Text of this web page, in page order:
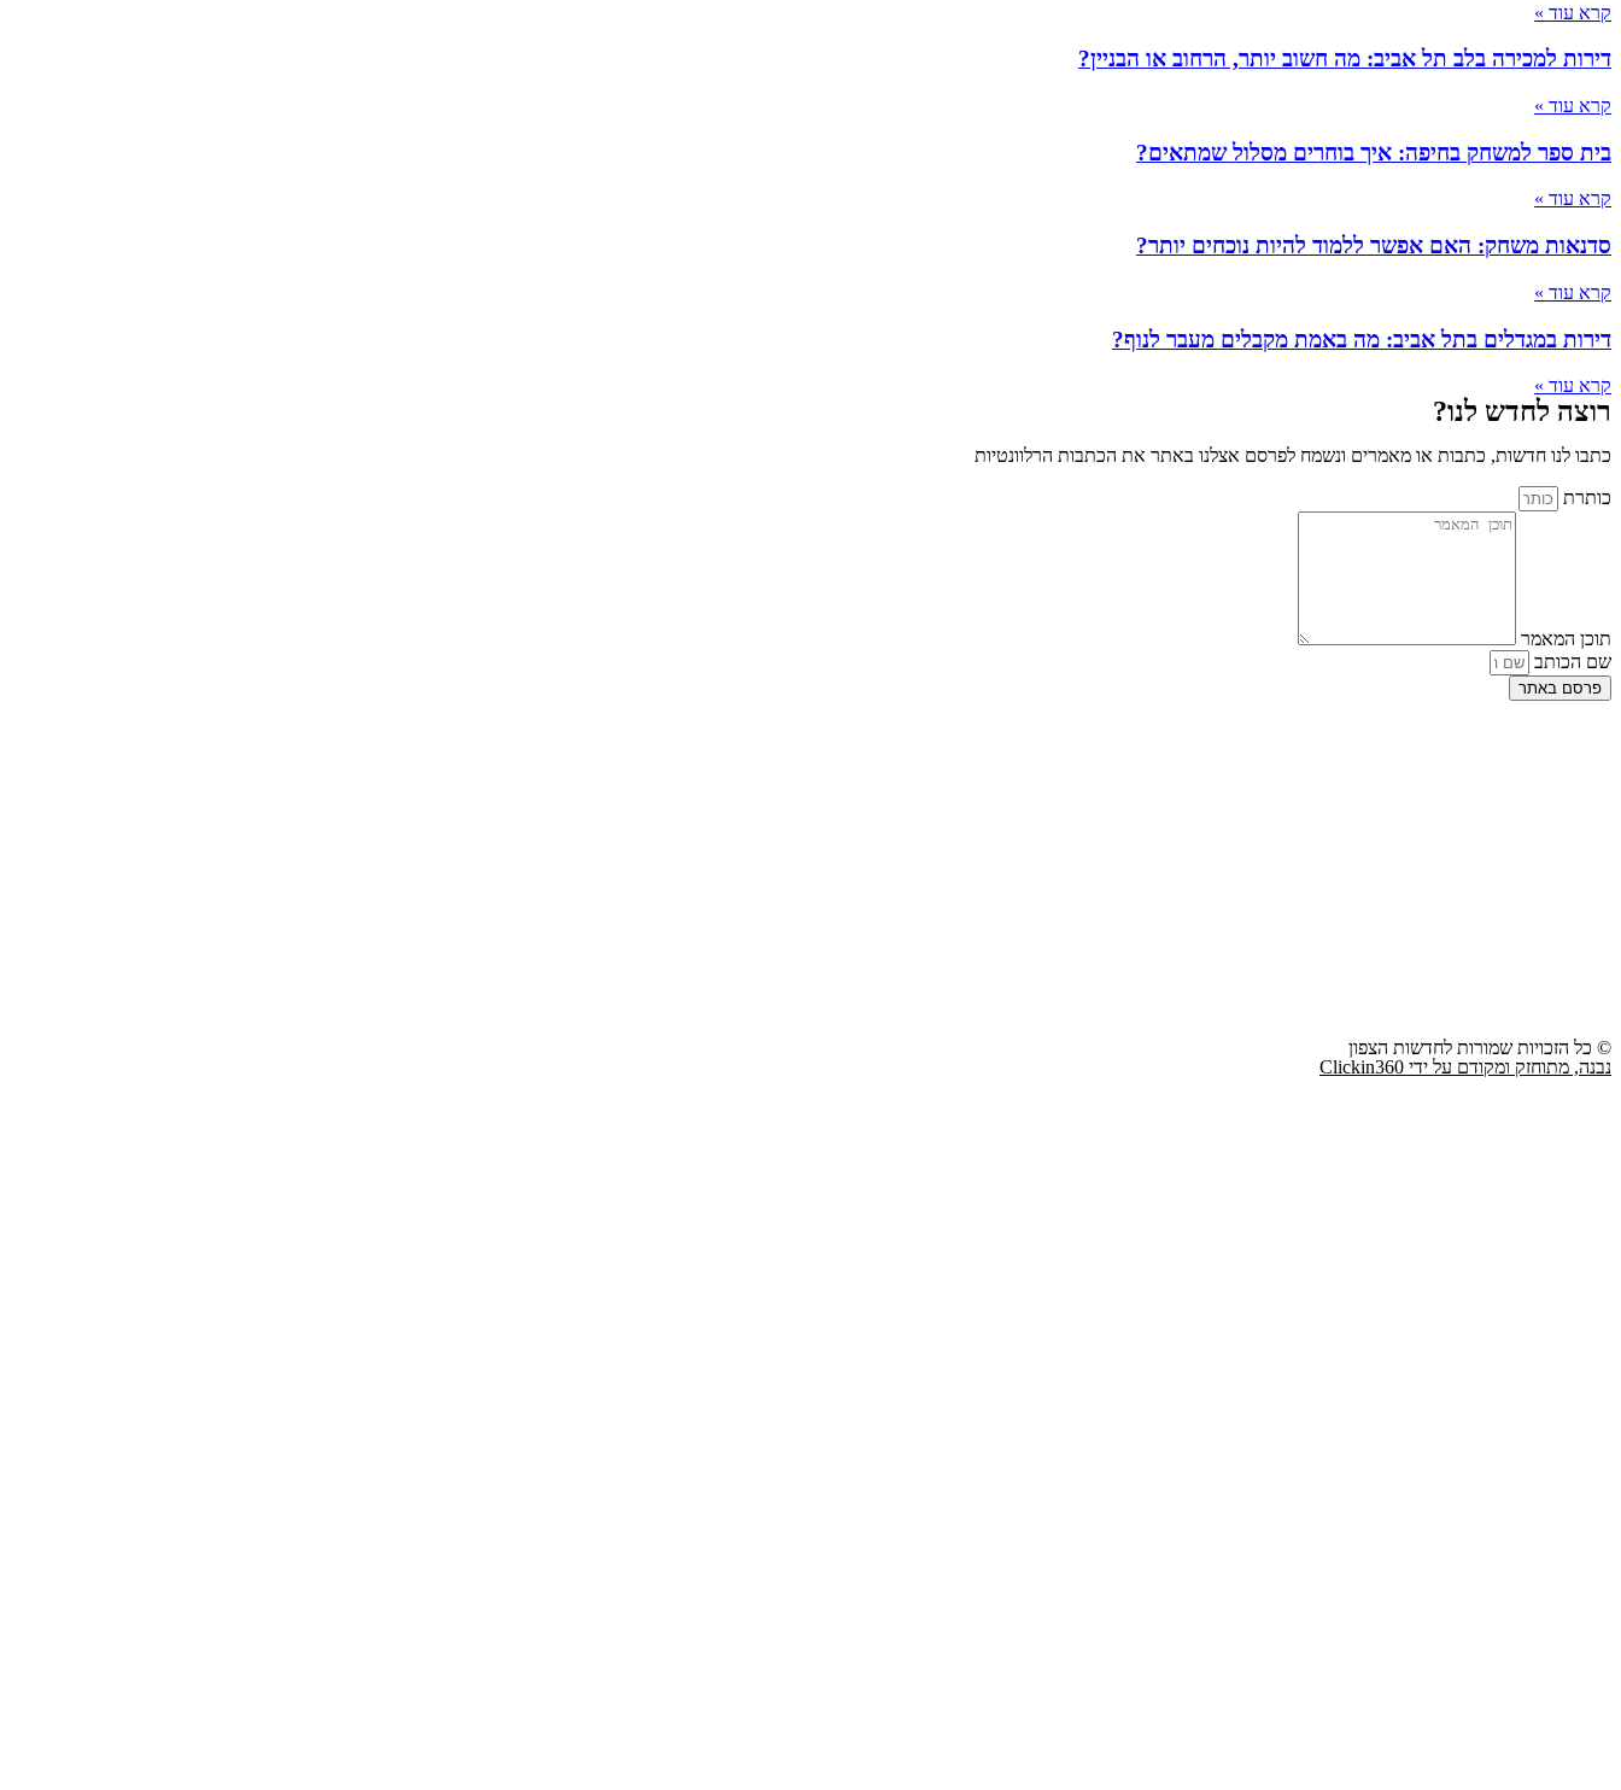
קרא עוד »
דירות למכירה בלב תל אביב: מה חשוב יותר, הרחוב או הבניין?
קרא עוד »
בית ספר למשחק בחיפה: איך בוחרים מסלול שמתאים?
קרא עוד »
סדנאות משחק: האם אפשר ללמוד להיות נוכחים יותר?
קרא עוד »
דירות במגדלים בתל אביב: מה באמת מקבלים מעבר לנוף?
קרא עוד »
רוצה לחדש לנו?
כתבו לנו חדשות, כתבות או מאמרים ונשמח לפרסם אצלנו באתר את הכתבות הרלוונטיות
כותרת
תוכן המאמר
שם הכותב
פרסם באתר
© כל הזכויות שמורות לחדשות הצפון
נבנה, מתוחזק ומקודם על ידי Clickin360